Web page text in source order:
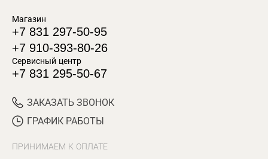
Магазин
+7 831 297-50-95
+7 910-393-80-26
Сервисный центр
+7 831 295-50-67
ЗАКАЗАТЬ ЗВОНОК
ГРАФИК РАБОТЫ
ПРИНИМАЕМ К ОПЛАТЕ